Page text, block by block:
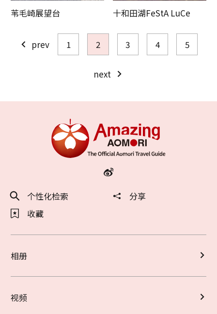
苇毛崎展望台 十和田湖FeStA LuCe
prev 1 2 3 4 5
next
个性化检索
分享
收藏
相册
视频